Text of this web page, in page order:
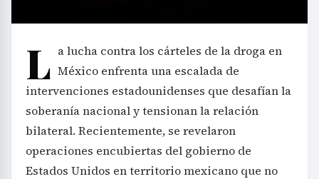
L a lucha contra los cárteles de la droga en
México enfrenta una escalada de
intervenciones estadounidenses que desafían la
soberanía nacional y tensionan la relación
bilateral. Recientemente, se revelaron
operaciones encubiertas del gobierno de
Estados Unidos en territorio mexicano que no